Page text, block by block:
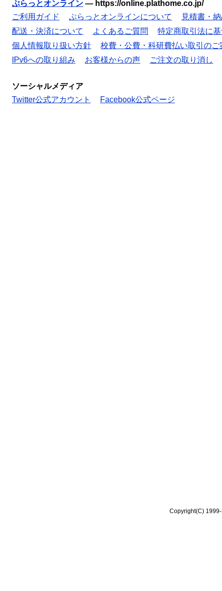
ぷらっとオンライン — https://online.plathome.co.jp/
ご利用ガイド
ぷらっとオンラインについて
見積書・
配送・決済について
よくあるご質問
特定商取引法に
個人情報取り扱い方針
校費・公費・科研費払い取引のご
IPv6への取り組み
お客様からの声 ご注文の取り消し
ソーシャルメディア
Twitter公式アカウント
Facebook公式ページ
Copyright(C)